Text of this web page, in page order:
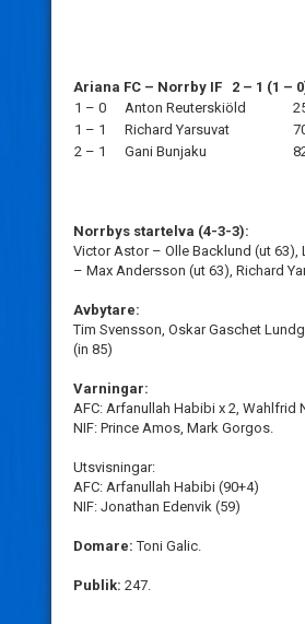
Ariana FC – Norrby IF 2 – 1 (1 –
1 – 0
Anton Reuterskiöld
1 – 1
Richard Yarsuvat
2 – 1
Gani Bunjaku
Norrbys startelva (4-3-3):
Victor Astor – Olle Backlund (ut 63),
– Max Andersson (ut 63), Richard
Avbytare:
Tim Svensson, Oskar Gaschet
(in 85)
Varningar:
AFC: Arfanullah Habibi x 2, Wahlfrid
NIF: Prince Amos, Mark Gorgos.
Utsvisningar:
AFC: Arfanullah Habibi (90+4)
NIF: Jonathan Edenvik (59)
Domare:Toni Galic.
Publik: 247.